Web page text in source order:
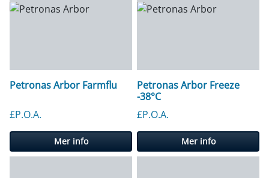
Petronas Arbor Farmflu
£P.O.A.
Mer info
Petronas Arbor Freeze
-38°C
£P.O.A.
Mer info